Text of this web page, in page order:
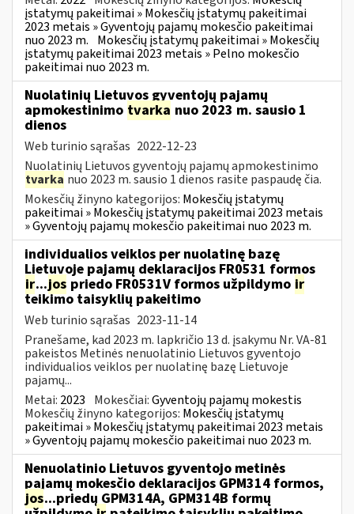
įstatymų pakeitimai » Mokesčių įstatymų pakeitimai
2023 metais » Gyventojų pajamų mokesčio pakeitimai
nuo 2023 m. Mokesčių įstatymų pakeitimai » Mokesčių
įstatymų pakeitimai 2023 metais » Pelno mokesčio
pakeitimai nuo 2023 m.
Nuolatinių Lietuvos gyventojų pajamų
apmokestinimo tvarka nuo 2023 m. sausio 1
dienos
Web turinio sąrašas 2022-12-23
Nuolatinių Lietuvos gyventojų pajamų apmokestinimo
tvarka nuo 2023 m. sausio 1 dienos rasite paspaudę čia.
Mokesčių žinyno kategorijos: Mokesčių įstatymų
pakeitimai » Mokesčių įstatymų pakeitimai 2023 metais
» Gyventojų pajamų mokesčio pakeitimai nuo 2023 m.
individualios veiklos per nuolatinę bazę
Lietuvoje pajamų deklaracijos FR0531 formos
ir...jos priedo FR0531V formos užpildymo ir
teikimo taisyklių pakeitimo
Web turinio sąrašas 2023-11-14
Pranešame, kad 2023 m. lapkričio 13 d. įsakymu Nr. VA-81
pakeistos Metinės nenuolatinio Lietuvos gyventojo
individualios veiklos per nuolatinę bazę Lietuvoje
pajamų...
Metai: 2023 Mokesčiai:Gyventojų pajamų mokestis
Mokesčių žinyno kategorijos: Mokesčių įstatymų
pakeitimai » Mokesčių įstatymų pakeitimai 2023 metais
» Gyventojų pajamų mokesčio pakeitimai nuo 2023 m.
Nenuolatinio Lietuvos gyventojo metinės
pajamų mokesčio deklaracijos GPM314 formos,
jos...priedų GPM314A, GPM314B formų